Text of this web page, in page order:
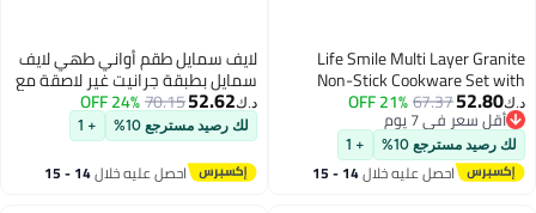
Life Smile Multi
Non-Stick
20/24/28/32cm
Pots with Lid,28cm
with Lid,3pcs
2pcs Silicon Gloves
21% OFF
يوم
يوم
10%
+ 1
عليه خلال 14 - 15
لايف سمايل طقم أواني طهي لايف
سمايل بطبقة جرانيت غير لاصقة مع
أغطية — قدور ألومنيوم متوافقة
مع الحث، مقاومة للخدش وخالية من
PFOA
د.ك‏ 70.15
24% OFF
لك رصيد مسترجع 10% + 1
احصل عليه خلال 14 - 15